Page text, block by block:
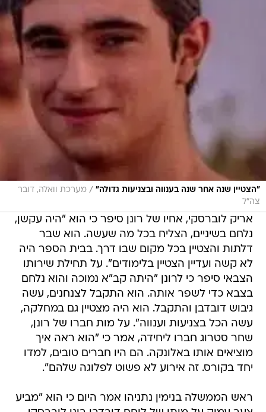
"הצטיין שנה אחר שנה בענווה ובצניעות גדולה" / מערכת וואלה, דובר
צה"ל
אריק לוברסקי, אחיו של רונן סיפר כי הוא "היה עקשן,
נלחם בשיניים, הצליח בכל מה שעשה. הוא שבר
דלתות והצטיין בכל מקום שבו דרך. בבית הספר היה
לא קשה ועדיין הצטיין בלימודים". על תחילת שירותו
הצבאי סיפר כי לרונן "היתה קב"א נמוכה והוא נלחם
בצבא כדי לשפר אותה. הוא התקבל לצנחנים, עשה
גיבוש דובדבן והתקבל. הוא היה מצטיין גם במחלקה,
עשה הכל בצניעות וענווה". על מות חברו של רונן,
שחר סטרוג חברו ליחידה, אמר כי "הוא ראה איך
מוציאים אותו באלונקה. הם היו חברים טובים, למדו
יחד בקורס. זה אירוע לא פשוט לפלוגה שלהם".
ראש הממשלה בנימין נתניהו אמר היום כי הוא "מביע